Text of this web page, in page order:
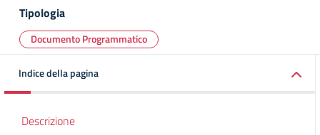
Tipologia
Documento Programmatico
Indice della pagina
Descrizione